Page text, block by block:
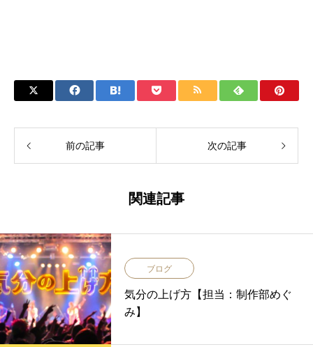
前の記事 次の記事
関連記事
ブログ
気分の上げ方【担当：制作部めぐ
み】